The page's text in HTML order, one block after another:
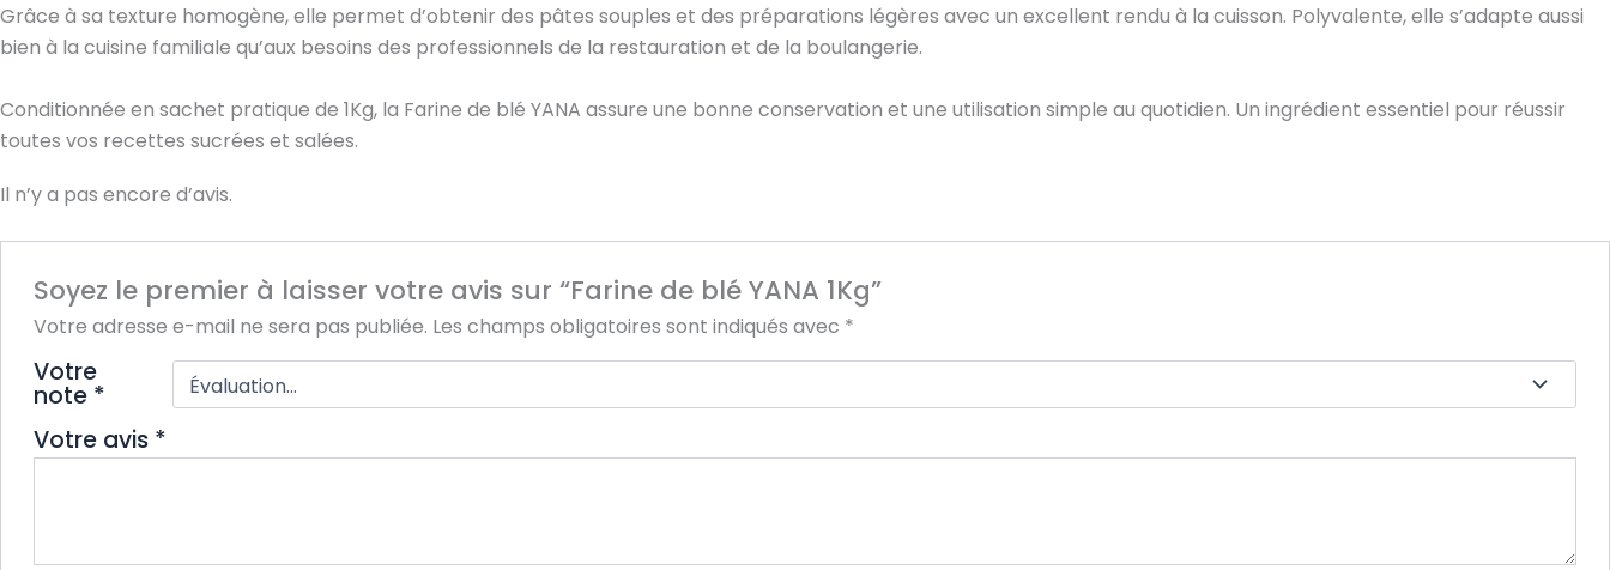
Grâce à sa texture homogène, elle permet d’obtenir des pâtes souples et des préparations légères avec un excellent rendu à la cuisson. Polyvalente, elle s’adapte aussi
bien à la cuisine familiale qu’aux besoins des professionnels de la restauration et de la boulangerie.
Conditionnée en sachet pratique de 1Kg, la Farine de blé YANA assure une bonne conservation et une utilisation simple au quotidien. Un ingrédient essentiel pour réussir
toutes vos recettes sucrées et salées.
Il n’y a pas encore d’avis.
Soyez le premier à laisser votre avis sur “Farine de blé YANA 1Kg”
Votre adresse e-mail ne sera pas publiée. Les champs obligatoires sont indiqués avec *
Votre
note *
Votre avis *